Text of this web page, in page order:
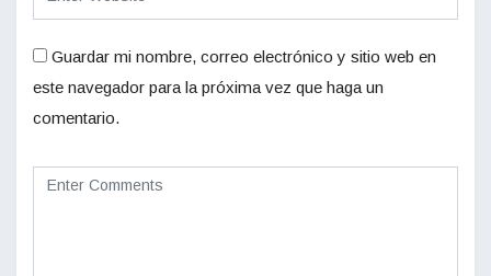
Guardar mi nombre, correo electrónico y sitio web en
este navegador para la próxima vez que haga un
comentario.